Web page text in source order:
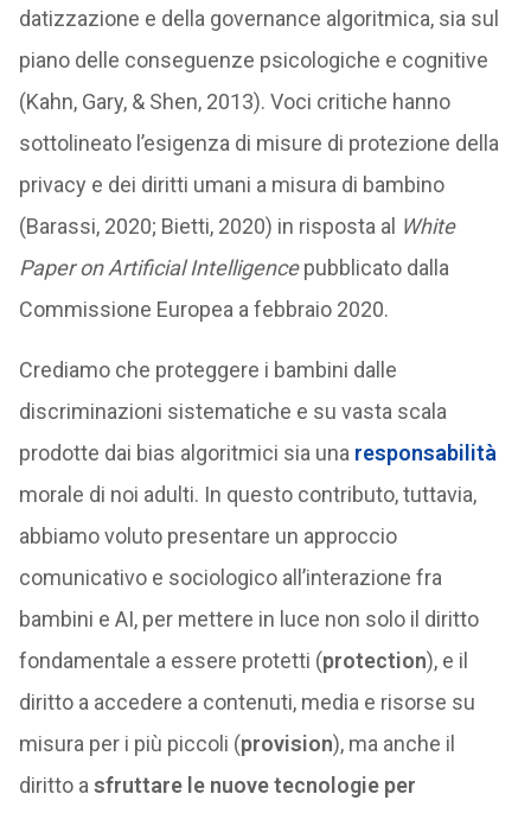
datizzazione e della governance algoritmica, sia sul
piano delle conseguenze psicologiche e cognitive
(Kahn, Gary, & Shen, 2013). Voci critiche hanno
sottolineato l’esigenza di misure di protezione della
privacy e dei diritti umani a misura di bambino
(Barassi, 2020; Bietti, 2020) in risposta al White
Paper on Artificial Intelligencepubblicato dalla
Commissione Europea a febbraio 2020.
Crediamo che proteggere i bambini dalle
discriminazioni sistematiche e su vasta scala
prodotte dai bias algoritmici sia una responsabilità
morale di noi adulti. In questo contributo, tuttavia,
abbiamo voluto presentare un approccio
comunicativo e sociologico all’interazione fra
bambini e AI, per mettere in luce non solo il diritto
fondamentale a essere protetti (protection), e il
diritto a accedere a contenuti, media e risorse su
misura per i più piccoli (provision), ma anche il
diritto a sfruttare le nuove tecnologie per